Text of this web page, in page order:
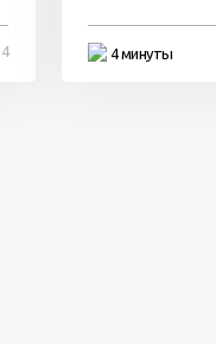
4 4 минуты